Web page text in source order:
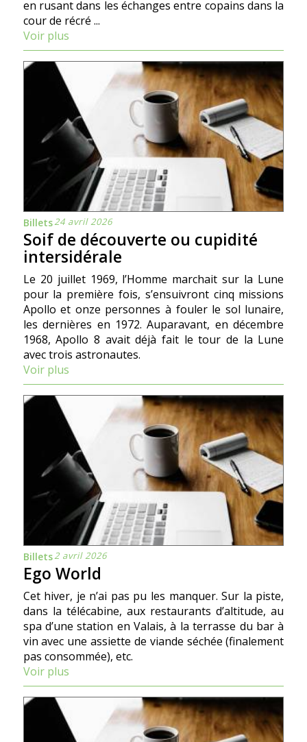
en rusant dans les échanges entre copains dans la
cour de récré ...
Voir plus
Billets24 avril 2026
Soif de découverte ou cupidité
intersidérale
Le 20 juillet 1969, l’Homme marchait sur la Lune
pour la première fois, s’ensuivront cinq missions
Apollo et onze personnes à fouler le sol lunaire,
les dernières en 1972. Auparavant, en décembre
1968, Apollo 8 avait déjà fait le tour de la Lune
avec trois astronautes.
Voir plus
Billets2 avril 2026
Ego World
Cet hiver, je n’ai pas pu les manquer. Sur la piste,
dans la télécabine, aux restaurants d’altitude, au
spa d’une station en Valais, à la terrasse du bar à
vin avec une assiette de viande séchée (finalement
pas consommée), etc.
Voir plus